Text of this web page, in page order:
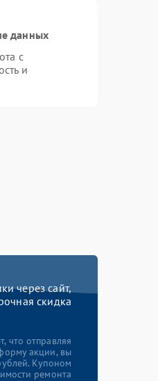
данных
с
и
через сайт,
скидка
что отправляя
акции, вы
Купоном
ремонта